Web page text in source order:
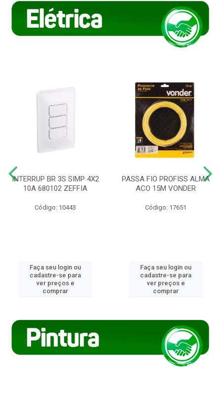
INTERRUP BR 3S SIMP 4X2
10A 680102 ZEFFIA
Código: 10443
Faça seu login ou
cadastre-se para
ver preços e
comprar
PASSA FIO PROFISS ALMA
ACO 15M VONDER
Código: 17651
Faça seu login ou
cadastre-se para
ver preços e
comprar